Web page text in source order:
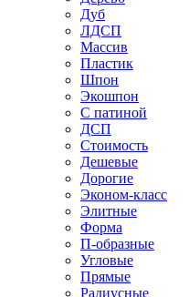
Дуб
ЛДСП
Массив
Пластик
Шпон
Экошпон
С патиной
ДСП
Стоимость
Дешевые
Дорогие
Эконом-класс
Элитные
Форма
П-образные
Угловые
Прямые
Радиусные